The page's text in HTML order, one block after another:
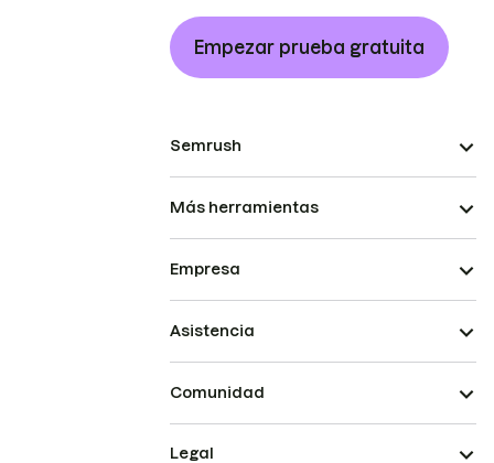
Empezar prueba gratuita
Semrush
Más herramientas
Empresa
Asistencia
Comunidad
Legal